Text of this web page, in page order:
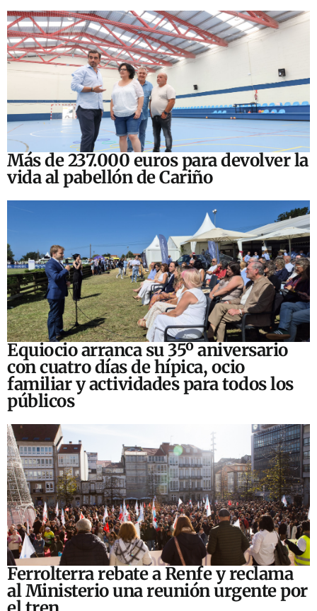
Más de 237.000 euros para devolver la
vida al pabellón de Cariño
Equiocio arranca su 35º aniversario
con cuatro días de hípica, ocio
familiar y actividades para todos los
públicos
Ferrolterra rebate a Renfe y reclama
al Ministerio una reunión urgente por